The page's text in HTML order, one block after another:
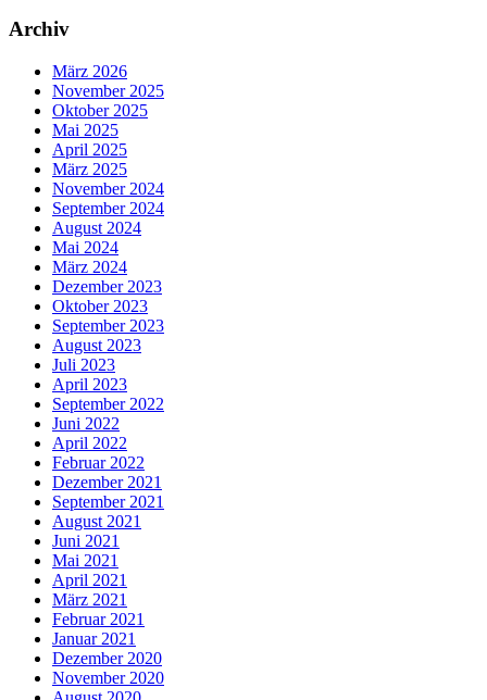
Archiv
März 2026
November 2025
Oktober 2025
Mai 2025
April 2025
März 2025
November 2024
September 2024
August 2024
Mai 2024
März 2024
Dezember 2023
Oktober 2023
September 2023
August 2023
Juli 2023
April 2023
September 2022
Juni 2022
April 2022
Februar 2022
Dezember 2021
September 2021
August 2021
Juni 2021
Mai 2021
April 2021
März 2021
Februar 2021
Januar 2021
Dezember 2020
November 2020